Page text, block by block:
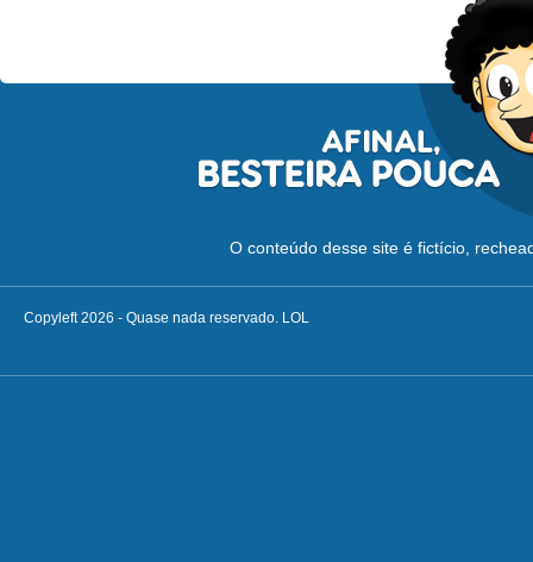
O conteúdo desse site é fictício,
Copyleft 2026 - Quase nada reservado. LOL